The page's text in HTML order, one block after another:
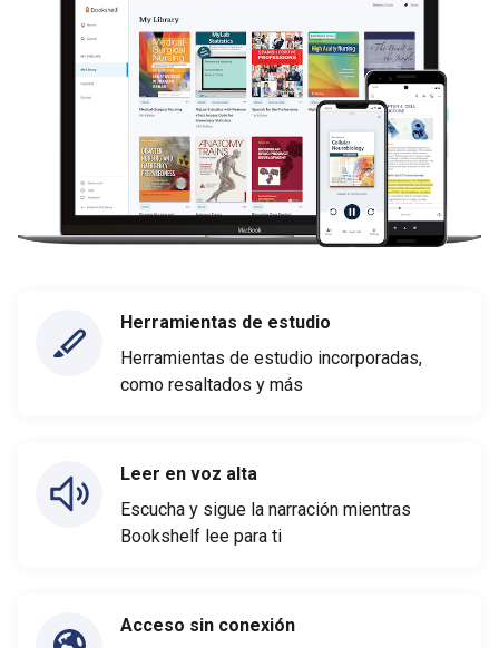
Herramientas de estudio
Herramientas de estudio incorporadas,
como resaltados y más
Leer en voz alta
Escucha y sigue la narración mientras
Bookshelf lee para ti
Acceso sin conexión